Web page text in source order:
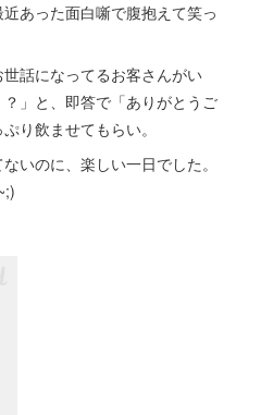
あった面白噺で腹抱えて笑っ
話になってるお客さんがい
」と、即答で「ありがとうご
り飲ませてもらい。
いのに、楽しい一日でした。